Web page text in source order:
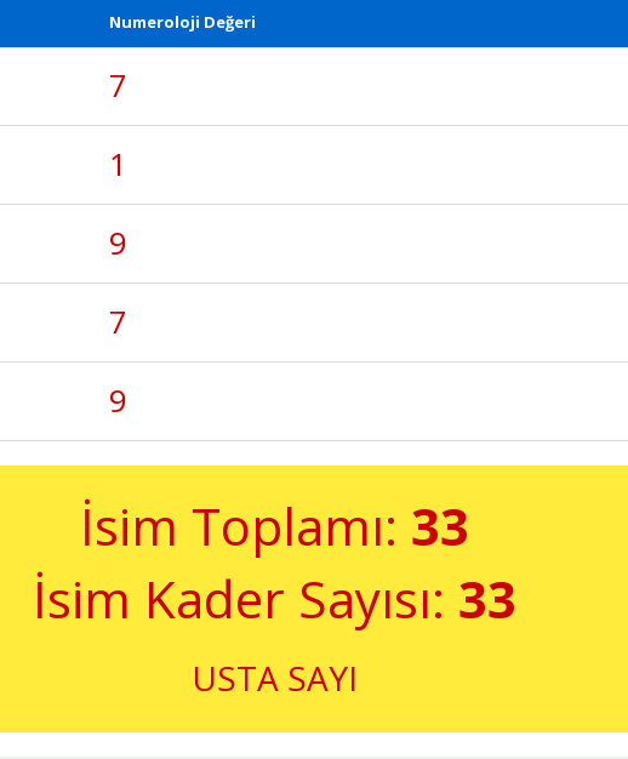
Numeroloji Değeri
7
1
9
7
9
İsim Toplamı: 33
İsim Kader Sayısı: 33
USTA SAYI